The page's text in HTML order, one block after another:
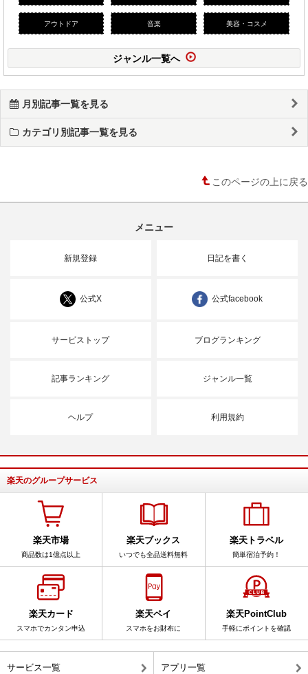
アウトドア 音楽 美容・コスメ
ジャンル一覧へ
月別記事一覧を見る
カテゴリ別記事一覧を見る
このページの上に戻る
メニュー
新規登録 日記を書く
公式X 公式facebook
サービストップ ブログランキング
記事ランキング ジャンル一覧
ヘルプ 利用規約
楽天のグループサービス
楽天市場
商品数は1億点以上
楽天ブックス
いつでも全品送料無料
楽天トラベル
簡単宿泊予約！
楽天カード
スマホでカンタン申込
楽天ペイ
スマホをお財布に
楽天PointClub
手軽にポイントを確認
サービス一覧 アプリ一覧